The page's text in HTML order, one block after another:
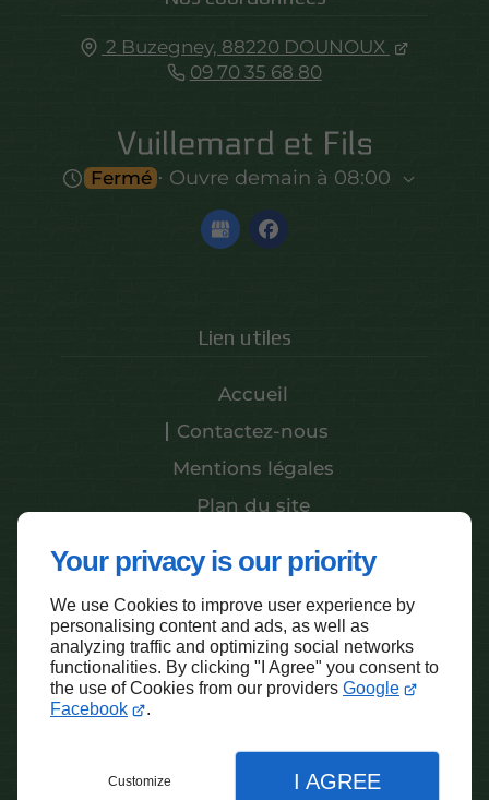
Your privacy is our priority
We use Cookies to improve user experience by
personalising content and ads, as well as
analyzing traffic and optimizing social networks
functionalities. By clicking "I Agree" you consent to
the use of Cookies from our providers Google
Facebook
.
Customize I AGREE
2 Buzegney, 88220 DOUNOUX
09 70 35 68 80
Fermé ⋅ Ouvre demain à 08:00
Lien utiles
Accueil
Contactez-nous
Mentions légales
Plan du site
Haut de page